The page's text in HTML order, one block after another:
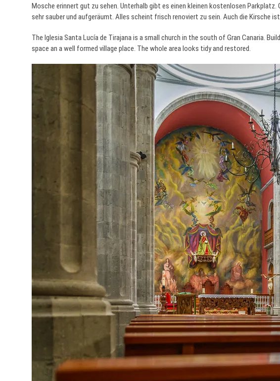
Mosche erinnert gut zu sehen. Unterhalb gibt es einen kleinen kostenlosen
sehr sauber und aufgeräumt. Alles scheint frisch renoviert zu sein. Auch die Kirsche
The Iglesia Santa Lucía de Tirajana is a small church in the south of Gran Canaria.
space an a well formed village place. The whole area looks tidy and restored.